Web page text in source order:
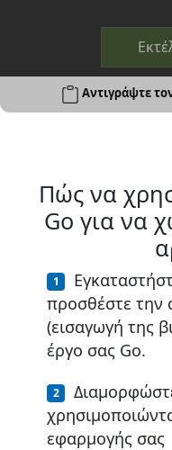
Αντιγράψτε
Πώς να
Go για να
προσθέστε την
(εισαγωγή της
έργο σας Go.
εφαρμογής σας